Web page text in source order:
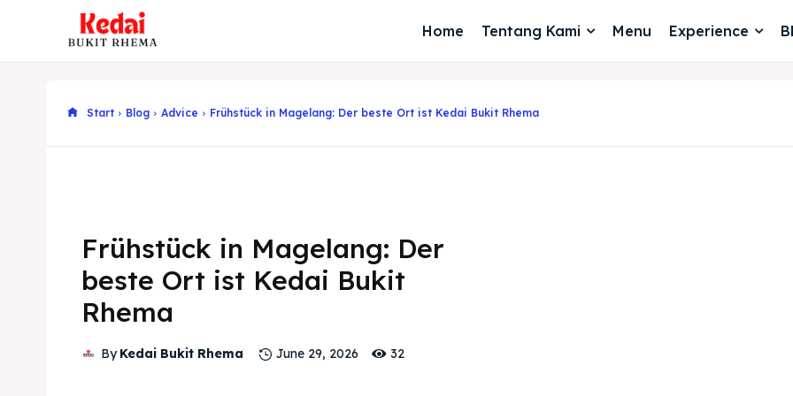
Home Tentang Kami Menu Experience
Start Blog Advice Frühstück in Magelang: Der beste Ort ist Kedai Bukit Rhema
Frühstück in Magelang: Der
beste Ort ist Kedai Bukit
Rhema
By Kedai Bukit Rhema June 29, 2026 32